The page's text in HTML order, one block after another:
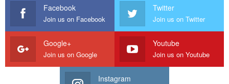
Facebook
Join us on Facebook
Twitter
Join us on Twitter
Google+
Join us on Google
Youtube
Join us on Youtube
Instagram